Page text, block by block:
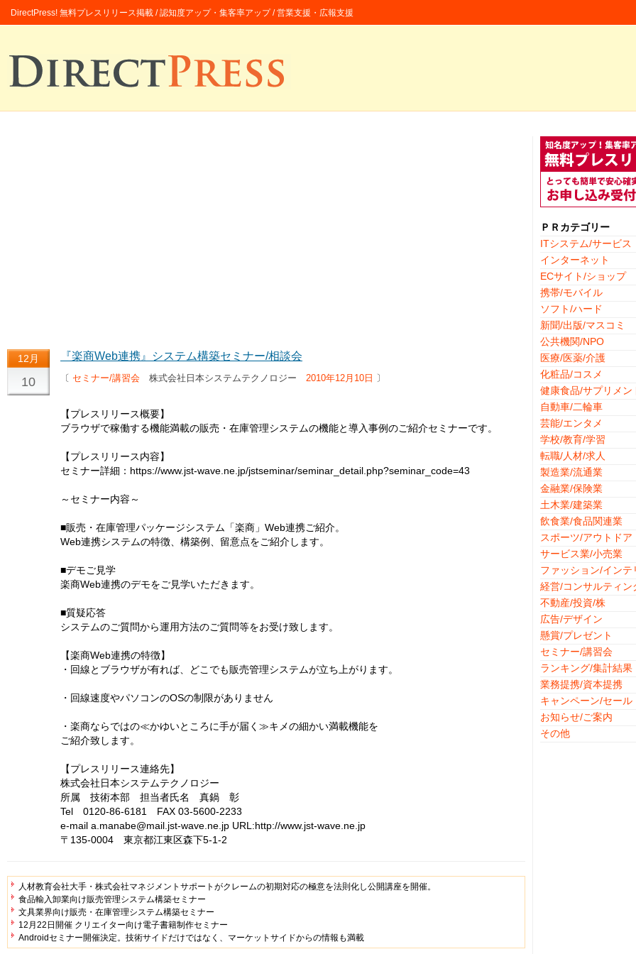
DirectPress! 無料プレスリリース掲載 / 認知度アップ・集客率アップ / 営業支援・広報支援
12月
10
『楽商Web連携』システム構築セミナー/相談会
〔 セミナー/講習会 株式会社日本システムテクノロジー 2010年12月10日 〕
【プレスリリース概要】
ブラウザで稼働する機能満載の販売・在庫管理システムの機能と導入事例のご紹介セミナーです。
【プレスリリース内容】
セミナー詳細：https://www.jst-wave.ne.jp/jstseminar/seminar_detail.php?seminar_code=43
～セミナー内容～
■販売・在庫管理パッケージシステム「楽商」Web連携ご紹介。
Web連携システムの特徴、構築例、留意点をご紹介します。
■デモご見学
楽商Web連携のデモをご見学いただきます。
■質疑応答
システムのご質問から運用方法のご質問等をお受け致します。
【楽商Web連携の特徴】
・回線とブラウザが有れば、どこでも販売管理システムが立ち上がります。
・回線速度やパソコンのOSの制限がありません
・楽商ならではの≪かゆいところに手が届く≫キメの細かい満載機能を
ご紹介致します。
【プレスリリース連絡先】
株式会社日本システムテクノロジー
所属 技術本部 担当者氏名 真鍋 彰
Tel 0120-86-6181 FAX 03-5600-2233
e-mail a.manabe@mail.jst-wave.ne.jp URL:http://www.jst-wave.ne.jp
〒135-0004 東京都江東区森下5-1-2
人材教育会社大手・株式会社マネジメントサポートがクレームの初期対応の極意を法則化し公開講座を開催。
食品輸入卸業向け販売管理システム構築セミナー
文具業界向け販売・在庫管理システム構築セミナー
12月22日開催 クリエイター向け電子書籍制作セミナー
Androidセミナー開催決定。技術サイドだけではなく、マーケットサイドからの情報も満載
ＰＲカテゴリー
ITシステム/サービス
インターネット
ECサイト/ショップ
携帯/モバイル
ソフト/ハード
新聞/出版/マスコミ
公共機関/NPO
医療/医薬/介護
化粧品/コスメ
健康食品/サプリメン
自動車/二輪車
芸能/エンタメ
学校/教育/学習
転職/人材/求人
製造業/流通業
金融業/保険業
土木業/建築業
飲食業/食品関連業
スポーツ/アウトドア
サービス業/小売業
ファッション/インテ
経営/コンサルティン
不動産/投資/株
広告/デザイン
懸賞/プレゼント
セミナー/講習会
ランキング/集計結果
業務提携/資本提携
キャンペーン/セール
お知らせ/ご案内
その他